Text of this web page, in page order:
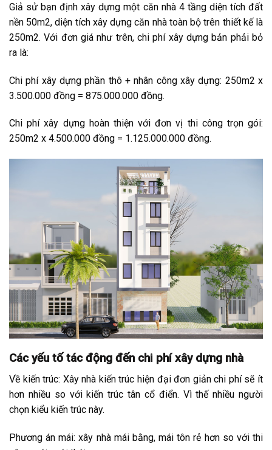
Giả sử bạn định xây dựng một căn nhà 4 tầng diện tích đất
nền 50m2, diện tích xây dựng căn nhà toàn bộ trên thiết kế là
250m2. Với đơn giá như trên, chi phí xây dựng bản phải bỏ
ra là:
Chi phí xây dựng phần thô + nhân công xây dựng: 250m2 x
3.500.000 đồng = 875.000.000 đồng.
Chi phí xây dựng hoàn thiện với đơn vị thi công trọn gói:
250m2 x 4.500.000 đồng = 1.125.000.000 đồng.
Các yếu tố tác động đến chi phí xây dựng nhà
Về kiến trúc: Xây nhà kiến trúc hiện đại đơn giản chi phí sẽ ít
hơn nhiều so với kiến trúc tân cổ điển. Vì thế nhiều người
chọn kiểu kiến trúc này.
Phương án mái: xây nhà mái bằng, mái tôn rẻ hơn so với thi